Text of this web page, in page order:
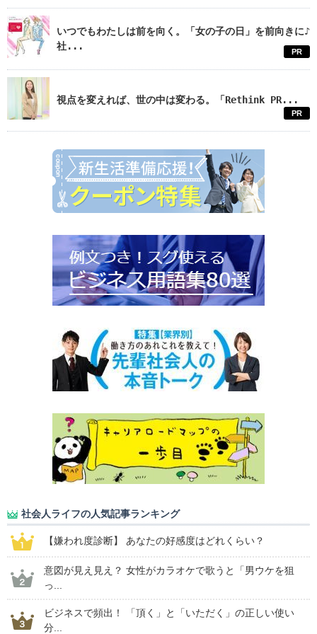
いつでもわたしは前を向く。「女の子の日」を前向きに♪
社...
PR
視点を変えれば、世の中は変わる。「Rethink PR...
PR
社会人ライフの人気記事ランキング
【嫌われ度診断】 あなたの好感度はどれくらい？
意図が見え見え？ 女性がカラオケで歌うと「男ウケを狙
っ...
ビジネスで頻出！ 「頂く」と「いただく」の正しい使い
分...